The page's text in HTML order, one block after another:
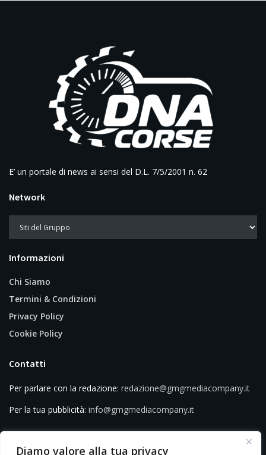
Diamo valore alla tua privacy
E’ un portale di news ai sensi del D.L. 7/5/2001 n. 62
Network
Informazioni
Chi Siamo
Termini & Condizioni
Privacy Policy
Cookie Policy
Contatti
Per parlare con la redazione: redazione@gmgmediacompany.it
Per la tua pubblicità: info@gmgmediacompany.it